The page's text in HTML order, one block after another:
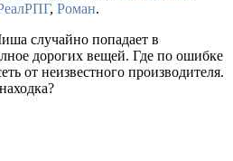
, Роман.
случайно попадает в
дорогих вещей. Где по ошибке
от неизвестного производителя.